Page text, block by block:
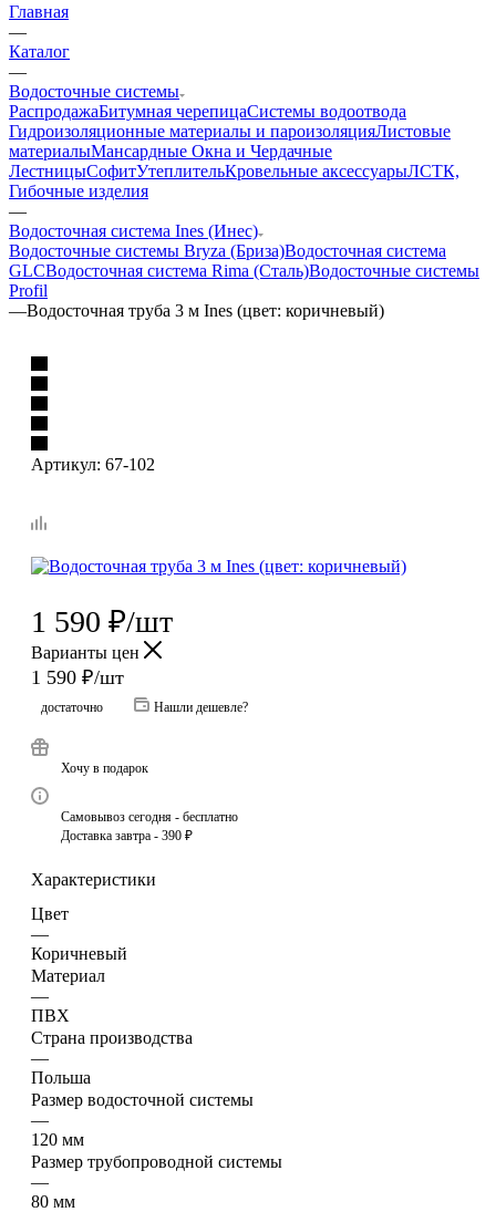
Главная
—
Каталог
—
Водосточные системы
РаспродажаБитумная черепицаСистемы водоотвода
Гидроизоляционные материалы и пароизоляцияЛистовые
материалыМансардные Окна и Чердачные
ЛестницыСофитУтеплительКровельные аксессуарыЛСТК,
Гибочные изделия
—
Водосточная система Ines (Инес)
Водосточные системы Bryza (Бриза)Водосточная система
GLCВодосточная система Rima (Сталь)Водосточные системы
Profil
—Водосточная труба 3 м Ines (цвет: коричневый)
Артикул: 67-102
1 590 ₽/шт
Варианты цен
1 590 ₽/шт
достаточно Нашли дешевле?
Хочу в подарок
Самовывоз сегодня - бесплатно
Доставка завтра - 390 ₽
Характеристики
Цвет
—
Коричневый
Материал
—
ПВХ
Страна производства
—
Польша
Размер водосточной системы
—
120 мм
Размер трубопроводной системы
—
80 мм